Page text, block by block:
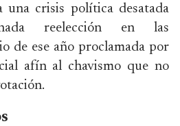
una crisis política desatada
reelección en las
de ese año proclamada por
afín al chavismo que no